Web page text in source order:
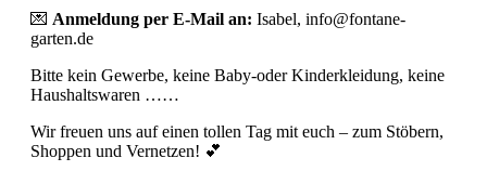
💌 Anmeldung per E-Mail an: Isabel, info@fontane-
garten.de
Bitte kein Gewerbe, keine Baby-oder Kinderkleidung, keine
Haushaltswaren ……
Wir freuen uns auf einen tollen Tag mit euch – zum Stöbern,
Shoppen und Vernetzen! 💕